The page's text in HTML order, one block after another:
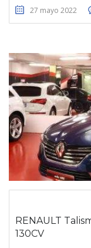
27 mayo 2022
RENAULT
130CV